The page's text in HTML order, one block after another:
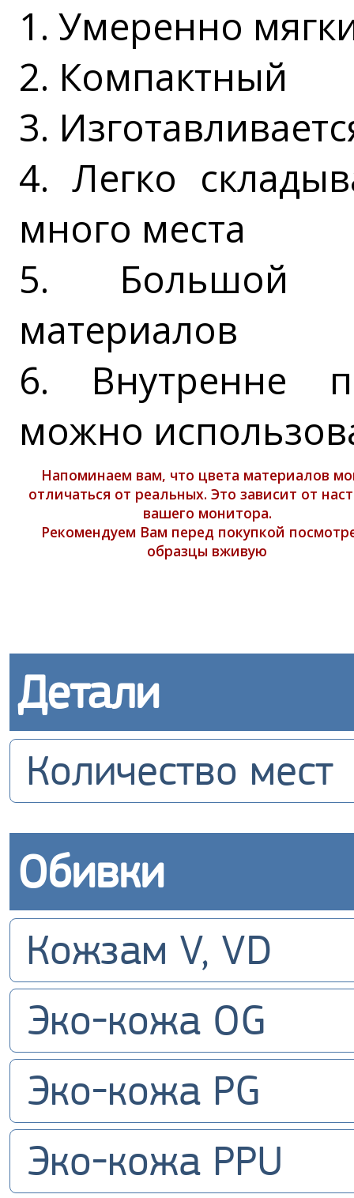
1. Умеренно
2. Компактный
3.
4. Легко
много места
5. Большой
материалов
6. Внутренне
можно
Напоминаем вам, что цвета материалов
отличаться от реальных. Это зависит от
вашего монитора.
Рекомендуем Вам перед покупкой
образцы вживую
Детали
Количество мест
Обивки
Кожзам V, VD
Эко-кожа OG
Эко-кожа PG
Эко-кожа PPU